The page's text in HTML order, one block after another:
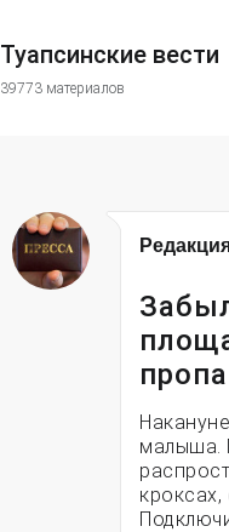
Туапсинские вести
39773 материалов
малыша.